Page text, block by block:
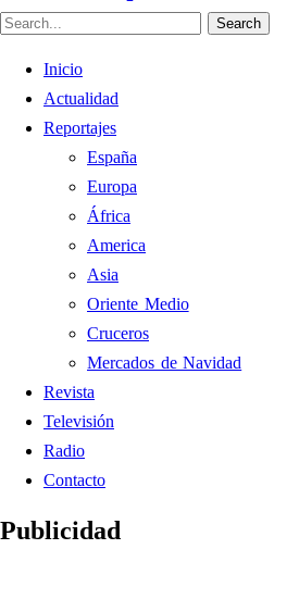
Search
Inicio
Actualidad
Reportajes
España
Europa
África
America
Asia
Oriente Medio
Cruceros
Mercados de Navidad
Revista
Televisión
Radio
Contacto
Publicidad